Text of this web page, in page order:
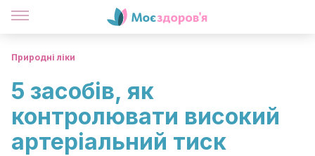
Природні ліки
5 засобів, як
контролювати високий
артеріальний тиск